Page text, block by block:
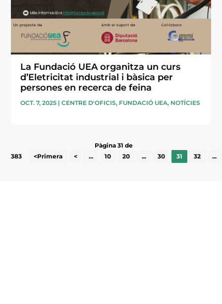
La Fundació UEA organitza un curs
d’Eletricitat industrial i bàsica per
persones en recerca de feina
OCT. 7, 2025 |CENTRE D'OFICIS, FUNDACIÓ UEA, NOTÍCIES
Pàgina 31 de
383
<Primera < ... 10 20 ... 30 31 32 ...